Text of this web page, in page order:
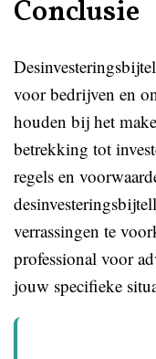
Conclusie
voor bedrijven en
houden bij het
betrekking tot
regels en
verrassingen te
professional voor
jouw specifieke